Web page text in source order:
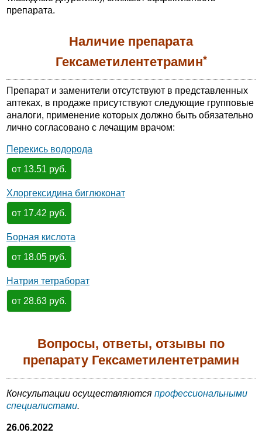
препарата.
Наличие препарата
Гексаметилентетрамин*
Препарат и заменители отсутствуют в представленных
аптеках, в продаже присутствуют следующие групповые
аналоги, применение которых должно быть обязательно
лично согласовано с лечащим врачом:
Перекись водорода
от 13.51 руб.
Хлоргексидина биглюконат
от 17.42 руб.
Борная кислота
от 18.05 руб.
Натрия тетраборат
от 28.63 руб.
Вопросы, ответы, отзывы по
препарату Гексаметилентетрамин
Консультации осуществляются профессиональными
специалистами.
26.06.2022